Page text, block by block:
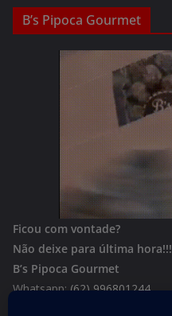
B’s Pipoca Gourmet
Ficou com vontade?
Não deixe para última hora!!!
B’s Pipoca Gourmet
Whatsapp:(62) 996801244